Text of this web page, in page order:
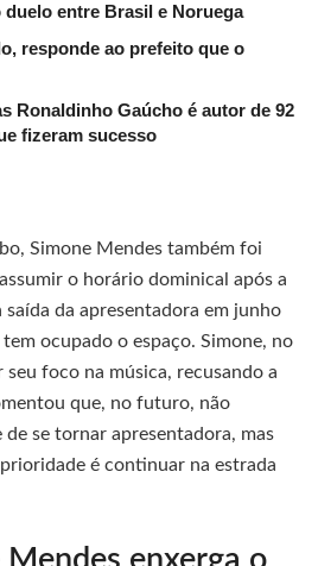
entre Brasil e Noruega
responde ao prefeito que o
Ronaldinho Gaúcho é autor de 92
fizeram sucesso
Simone Mendes também foi
o horário dominical após a
saída da apresentadora em junho
ocupado o espaço. Simone, no
foco na música, recusando a
que, no futuro, não
se tornar apresentadora, mas
é continuar na estrada
enxerga o